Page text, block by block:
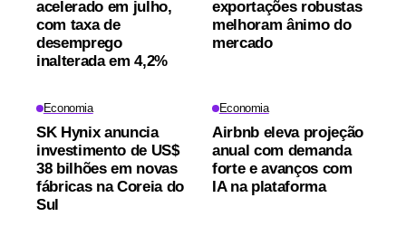
acelerado em julho,
com taxa de
desemprego
inalterada em 4,2%
exportações robustas
melhoram ânimo do
mercado
Economia
SK Hynix anuncia
investimento de US$
38 bilhões em novas
fábricas na Coreia do
Sul
Economia
Airbnb eleva projeção
anual com demanda
forte e avanços com
IA na plataforma